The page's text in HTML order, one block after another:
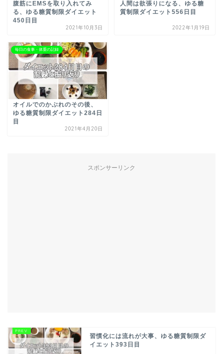
腹筋にEMSを取り入れてみ
る、ゆる糖質制限ダイエット
450日目
2021年10月3日
人間は欲張りになる、ゆる糖
質制限ダイエット556日目
2022年1月19日
毎日の食事・体重の記録
オイルでのかぶれのその後、
ゆる糖質制限ダイエット284日
目
2021年4月20日
スポンサーリンク
習慣化には流れが大事、ゆる糖質制限ダ
イエット393日目